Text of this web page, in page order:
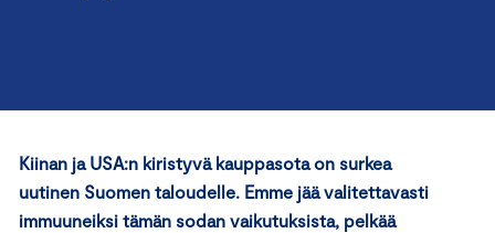
Kiinan ja USA:n kiristyvä kauppasota on surkea
uutinen Suomen taloudelle. Emme jää valitettavasti
immuuneiksi tämän sodan vaikutuksista, pelkää